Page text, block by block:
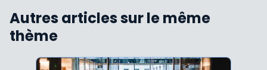
Autres articles sur le même
thème